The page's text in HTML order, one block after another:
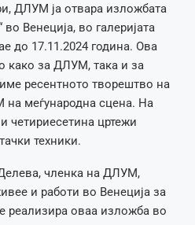
ДЛУМ ја отвара изложбата
Венеција, во галеријата
до 17.11.2024 година. Ова
како за ДЛУМ, така и за
ресентното творештво на
меѓународна сцена. На
четириесетина цртежи
техники.
членка на ДЛУМ,
и работи во Венеција за
реализира оваа изложба во